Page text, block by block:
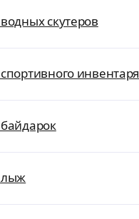
скутеров
инвентаря
лыж